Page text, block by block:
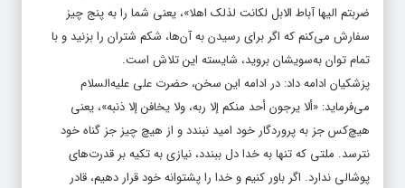
ضربتم الیها آباط الابل لکانت لذلک اهلا»، یعنی شما را به پنج چیز
سفارش می‌کنم که اگر برای رسیدن به آن‌ها، شکم شتران را بزنید و با
تمام توان به‌سویشان بروید، شایسته این تلاش است.
پزشکیان ادامه داد: در ادامه این سخن، حضرت علی علیه‌السلام
می‌فرماید: «ألا یرجون أحد منکم إلا ربه، ولا یخافن إلا ذنبه»، یعنی
هیچ‌کس جز به پروردگار خود امید نبندد و از هیچ چیز جز گناه خود
نترسد. ملتی که تنها به خدا دل ببندد، نیازی به تکیه بر قدرت‌های
پوشالی ندارد. اگر باور کنیم و خدا را پشتوانه خود قرار دهیم، قادر